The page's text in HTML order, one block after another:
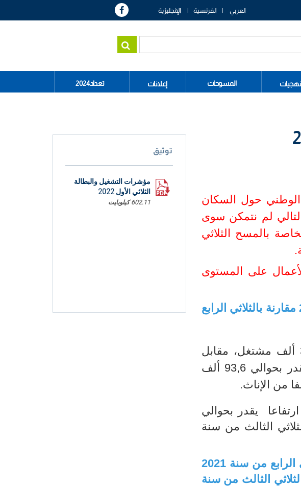
العربي الفرنسية الإنجليزية
المسوحات إعلانات تعداد2024
الوطني حول السكان
لم نتمكن سوى
بالمسح الثلاثي
.
2021 يعود الى توقف الأعمال على المستوى
ألف مشتغل خلال الثلاثي الأول لسنة 2022 مقارنة بالثلاثي الرابع
ل
3486,8 ألفا خلال الثلاثي الرابع من سنة 2021، مسجلا بذلك تراجعا يقدر بحوالي 93,6 ألف
.
ارتفاعا يقدر بحوالي
الثلاثي الثالث من سنة
استقرار في نسبة البطالة خلال الثلاثي الأول لسنة 2022 مقارنة بـالثلاثي الرابع من سنة 2021
الثالث من سنة
توثيق
مؤشرات التشغيل والبطالة
الثلاثي الأول 2022
602.11 كيلوبايت